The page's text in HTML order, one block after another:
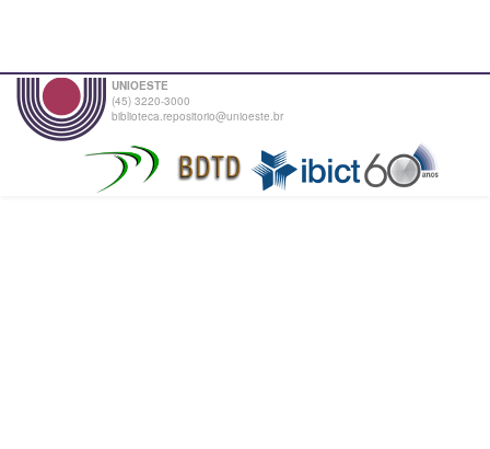
UNIOESTE
(45) 3220-3000
biblioteca.repositorio@unioeste.br